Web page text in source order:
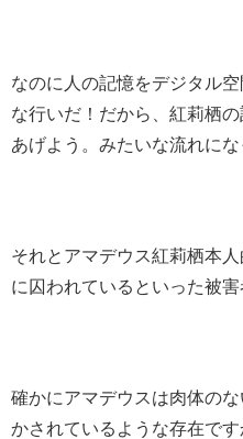
なのに人の記憶をデジタル
な行いだ！だから、紅莉栖
あげよう。みたいな流れにな
それとアマデウス紅莉栖本
に囚われているといった被
確かにアマデウスは肉体の
かされているような存在で